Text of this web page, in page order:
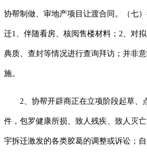
协帮制做、审地产项目让渡合同。（七
迁1、伴随看房、核阅售楼材料；2、对
典质、查封等情况进行查询拜访；并非
施。
2、协帮开辟商正在立项阶段起草、
件，包罗健康所损、致人残疾、致人灭
宇拆迁激发的各类胶葛的调整或诉讼；